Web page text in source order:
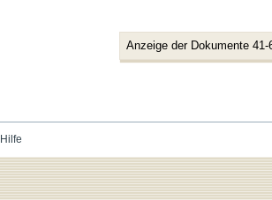
Anzeige der Dokumente 41-
Hilfe